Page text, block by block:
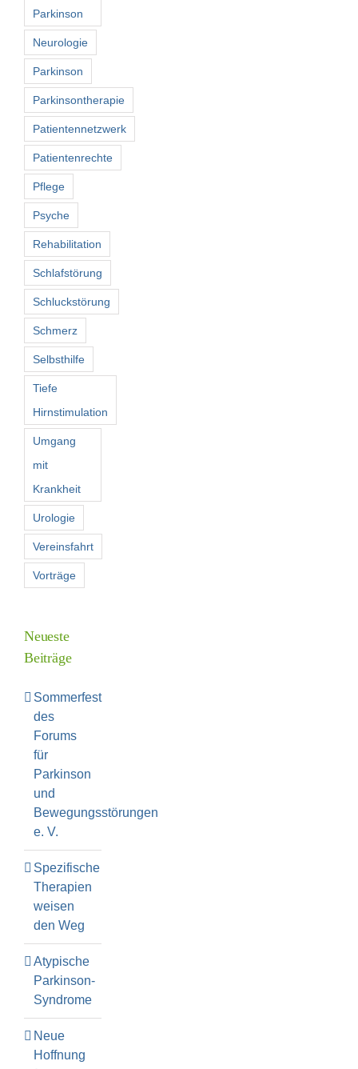
Parkinson
Neurologie
Parkinson
Parkinsontherapie
Patientennetzwerk
Patientenrechte
Pflege
Psyche
Rehabilitation
Schlafstörung
Schluckstörung
Schmerz
Selbsthilfe
Tiefe
Hirnstimulation
Umgang
mit
Krankheit
Urologie
Vereinsfahrt
Vorträge
Neueste
Beiträge
Sommerfest
des
Forums
für
Parkinson
und
Bewegungsstörungen
e. V.
Spezifische
Therapien
weisen
den Weg
Atypische
Parkinson-
Syndrome
Neue
Hoffnung